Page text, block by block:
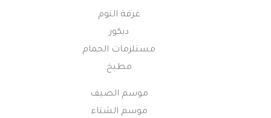
غرفة النوم
ديكور
مستلزمات الحمام
مطبخ
موسم الصيف
موسم الشتاء